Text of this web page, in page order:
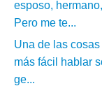
esposo,
Pero me te...
Una de las
más fácil hablar
ge...